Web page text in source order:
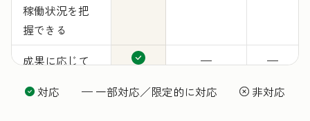
稼働状況を把
握できる
成果に応じて
—
—
対応 — 一部対応／限定的に対応
非対応